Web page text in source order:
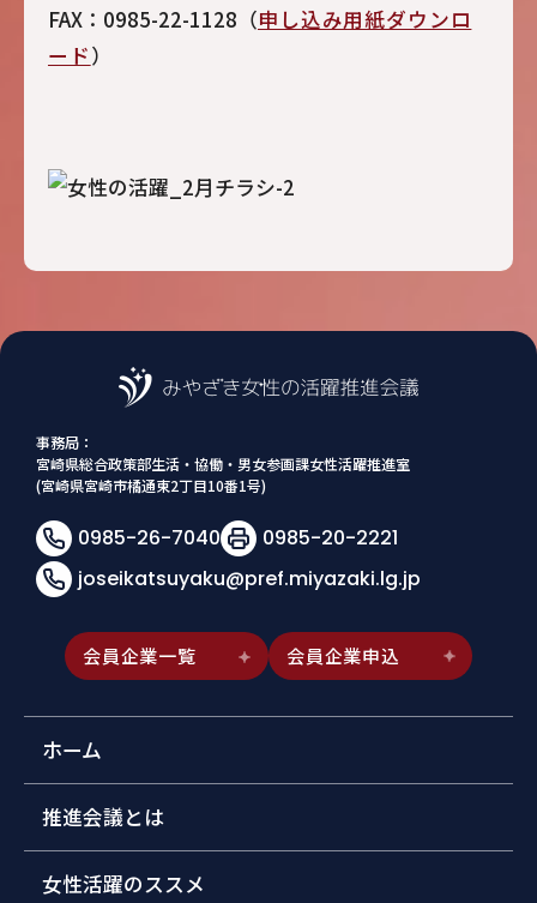
FAX：0985-22-1128（申し込み用紙ダウンロ
ード）
事務局：
宮崎県総合政策部生活・協働・男女参画課女性活躍推進室
(宮崎県宮崎市橘通東2丁目10番1号)
0985-26-7040
0985-20-2221
joseikatsuyaku@pref.miyazaki.lg.jp
会員企業一覧 会員企業申込
ホーム
推進会議とは
女性活躍のススメ